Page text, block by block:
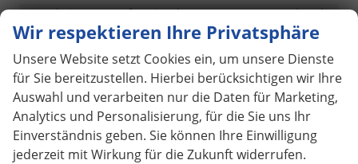
Zusatzheizung (nur für Dieselmotoren)
vorhanden
12-V-Steckdose im Kofferraum
vorhanden
Infotainment & Kommunikation
Infotainment mit 10-Zoll-Display, 2xUSB-C, 8
Lautsprechern, Bluetooth, kabellosem Smartlink
vorhanden
Wir respektieren Ihre Privatsphäre
Unsere Website setzt Cookies ein, um unsere Dienste
für Sie bereitzustellen. Hierbei berücksichtigen wir Ihre
Auswahl und verarbeiten nur die Daten für Marketing,
Analytics und Personalisierung, für die Sie uns Ihr
Einverständnis geben. Sie können Ihre Einwilligung
jederzeit mit Wirkung für die Zukunft widerrufen.